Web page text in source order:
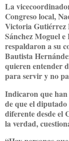
La
Congreso local,
Victoria Gutiérrez
Sánchez Moguel
respaldaron a su
Bautista
quieren entender
para servir y no
Indicaron que han
de que el
diferente desde el
la verdad,